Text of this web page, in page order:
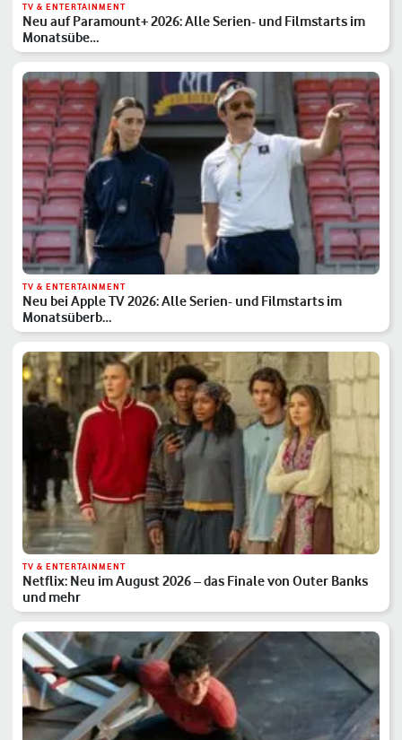
TV & ENTERTAINMENT
Neu auf Paramount+ 2026: Alle Serien- und Filmstarts im
Monatsübe…
TV & ENTERTAINMENT
Neu bei Apple TV 2026: Alle Serien- und Filmstarts im
Monatsüberb…
TV & ENTERTAINMENT
Netflix: Neu im August 2026 – das Finale von Outer Banks
und mehr